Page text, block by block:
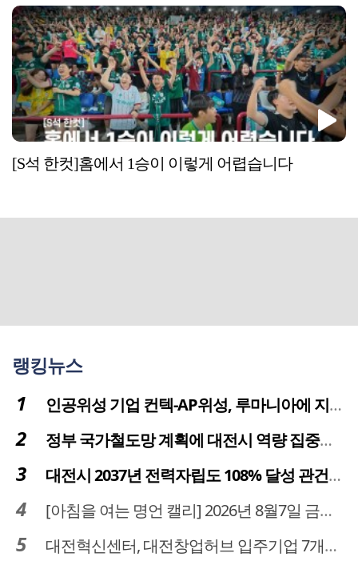
[S석 한컷]홈에서 1승이 이렇게 어렵습니다
랭킹뉴스
인공위성 기업 컨텍-AP위성, 루마니아에 지상국 시스템 전수
정부 국가철도망 계획에 대전시 역량 집중해야
대전시 2037년 전력자립도 108% 달성 관건은 '주민 수용성'
[아침을 여는 명언 캘리] 2026년 8월7일 금요일
대전혁신센터, 대전창업허브 입주기업 7개사 모집